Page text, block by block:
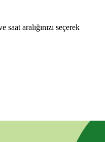
aralığınızı seçerek